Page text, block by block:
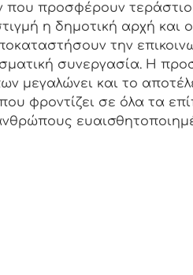
προσφέρουν τεράστιο
η δημοτική αρχή και
την
συνεργασία. Η
μεγαλώνει και το
φροντίζει σε όλα τα